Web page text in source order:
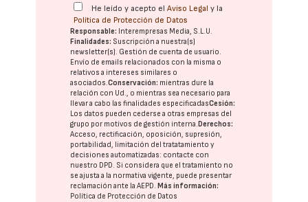
He leído y acepto elAviso Legal y la
Política de Protección de Datos
Responsable: Interempresas Media, S.L.U.
Finalidades: Suscripción a nuestra(s)
newsletter(s). Gestión de cuenta de usuario.
Envío de emails relacionados con la misma o
relativos a intereses similares o
asociados.Conservación: mientras dure la
relación con Ud., o mientras sea necesario para
llevar a cabo las finalidades especificadasCesión:
Los datos pueden cederse a otras empresas del
grupo por motivos de gestión interna. Derechos:
Acceso, rectificación, oposición, supresión,
portabilidad, limitación del tratatamiento y
decisiones automatizadas: contacte con
nuestro DPD. Si considera que el tratamiento no
se ajusta a la normativa vigente, puede presentar
reclamación ante laAEPD. Más información:
Política de Protección de Datos